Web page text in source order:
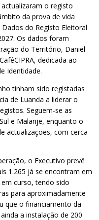
o registo
da prova de vida
do Registo Eleitoral
Os dados foram
do Território, Daniel
dedicada ao
Identidade.
tinham sido registadas
de Luanda a liderar o
Seguem-se as
e Malanje, enquanto o
actualizações, com cerca
o Executivo prevê
1.265 já se encontram em
curso, tendo sido
para aproximadamente
que o financiamento da
a instalação de 200